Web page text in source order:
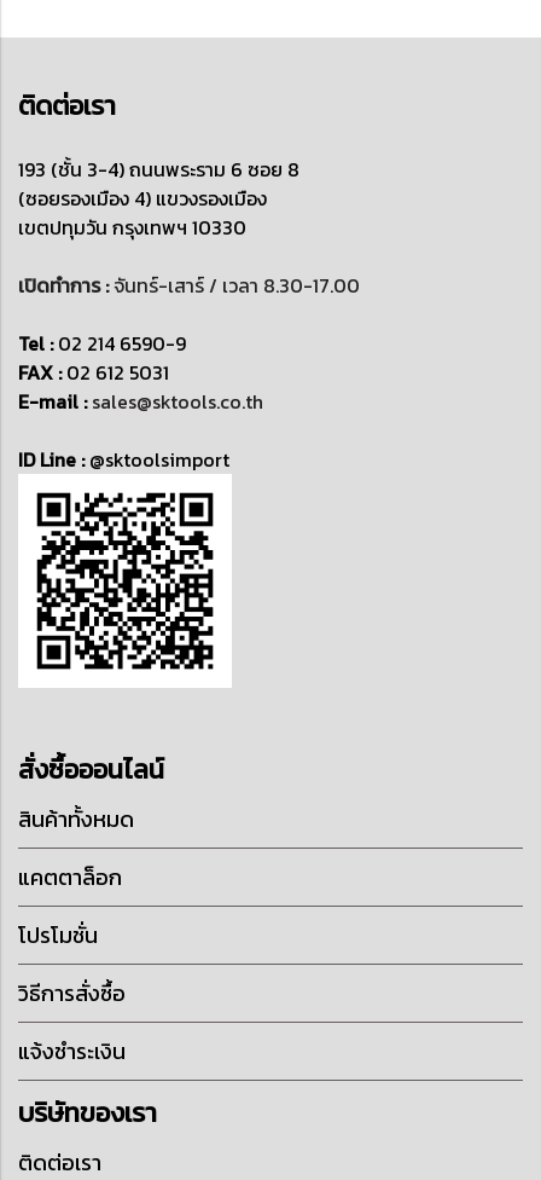
ติดต่อเรา
193 (ชั้น 3-4) ถนนพระราม 6 ซอย 8
(ซอยรองเมือง 4) แขวงรองเมือง
เขตปทุมวัน กรุงเทพฯ 10330
เปิดทำการ :จันทร์-เสาร์ / เวลา 8.30-17.00
Tel :02 214 6590-9
FAX :02 612 5031
E-mail : sales@sktools.co.th
ID Line :@sktoolsimport
สั่งซื้อออนไลน์
สินค้าทั้งหมด
แคตตาล็อก
โปรโมชั่น
วิธีการสั่งซื้อ
แจ้งชำระเงิน
บริษัทของเรา
ติดต่อเรา